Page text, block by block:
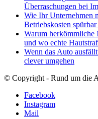
Überraschungen bei
Wie Ihr Unternehmen
Betriebskosten
Warum herkömmliche
und wo echte
Wenn das Auto
clever umgehen
© Copyright - Rund um die
Facebook
Instagram
Mail